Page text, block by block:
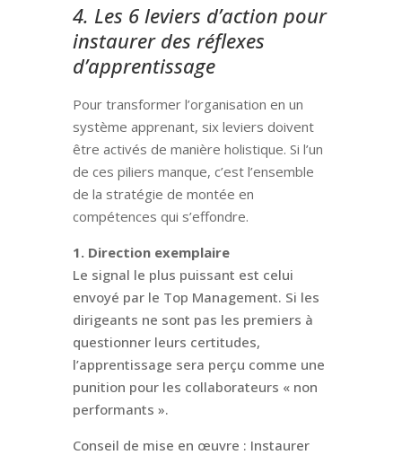
4. Les 6 leviers d’action pour
instaurer des réflexes
d’apprentissage
Pour transformer l’organisation en un
système apprenant, six leviers doivent
être activés de manière holistique. Si l’un
de ces piliers manque, c’est l’ensemble
de la stratégie de montée en
compétences qui s’effondre.
1. Direction exemplaire
Le signal le plus puissant est celui
envoyé par le Top Management. Si les
dirigeants ne sont pas les premiers à
questionner leurs certitudes,
l’apprentissage sera perçu comme une
punition pour les collaborateurs « non
performants ».
Conseil de mise en œuvre : Instaurer